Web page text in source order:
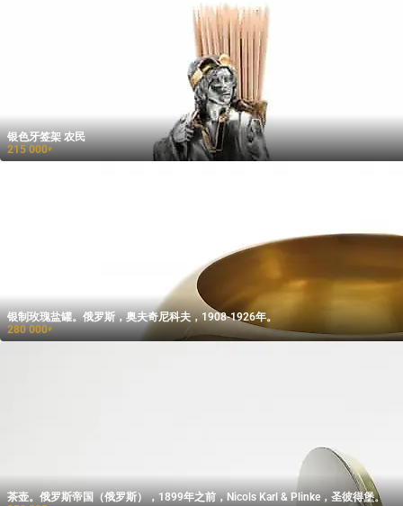
银色牙签架 农民
215 000₽
银制玫瑰盐罐。俄罗斯，奥夫奇尼科夫，1908-1926年。
280 000₽
茶壶。俄罗斯帝国（俄罗斯），1899年之前，Nicols Karl & Plinke，圣彼得堡。